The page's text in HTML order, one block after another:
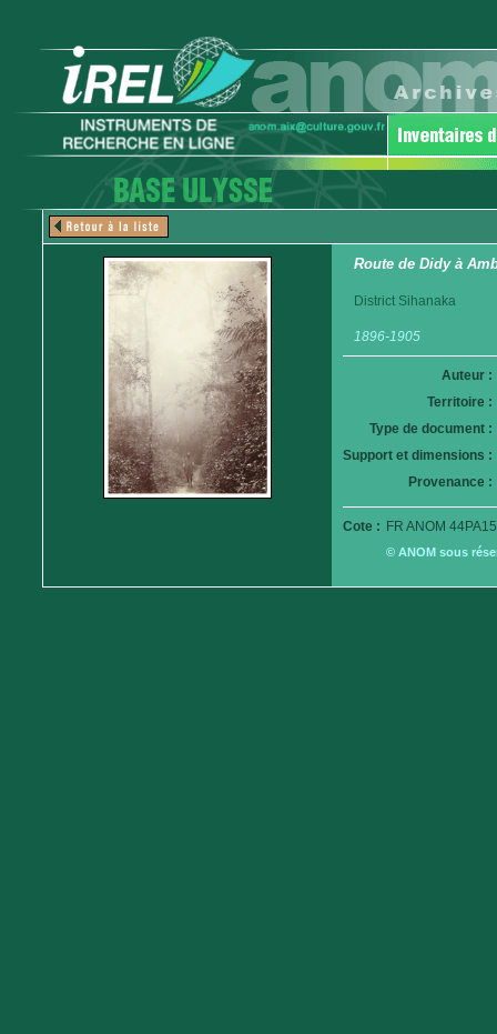
Route de Didy à
District Sihanaka
1896-1905
Auteur :
Territoire :
Type de document :
Support et dimensions :
Provenance :
Cote : FR ANOM
© ANOM sous